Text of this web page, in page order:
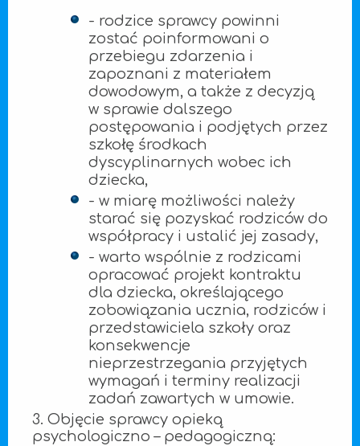
- rodzice sprawcy powinni
zostać poinformowani o
przebiegu zdarzenia i
zapoznani z materiałem
dowodowym, a także z decyzją
w sprawie dalszego
postępowania i podjętych przez
szkołę środkach
dyscyplinarnych wobec ich
dziecka,
- w miarę możliwości należy
starać się pozyskać rodziców do
współpracy i ustalić jej zasady,
- warto wspólnie z rodzicami
opracować projekt kontraktu
dla dziecka, określającego
zobowiązania ucznia, rodziców i
przedstawiciela szkoły oraz
konsekwencje
nieprzestrzegania przyjętych
wymagań i terminy realizacji
zadań zawartych w umowie.
3. Objęcie sprawcy opieką
psychologiczno – pedagogiczną: